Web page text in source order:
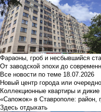
Фараоны, гроб и несбывшийся
От заводской эпохи до
Все новости по теме 18.07.2026
Новый центр города или
Коллекционные квартиры и
«Сапожок» в Ставрополе: район,
Здесь отдыхать